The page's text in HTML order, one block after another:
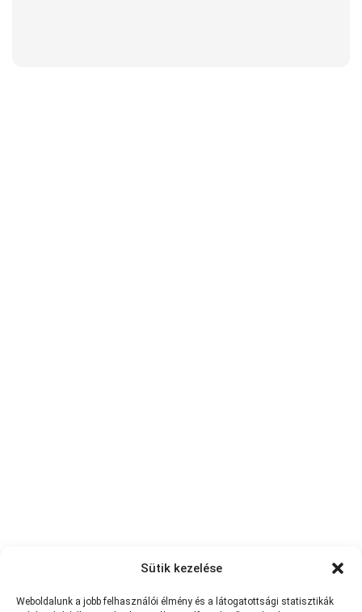
Sütik kezelése
Weboldalunk a jobb felhasználói élmény és a látogatottsági statisztikák